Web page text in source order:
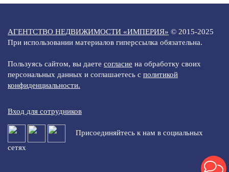
АГЕНТСТВО НЕДВИЖИМОСТИ «ИМПЕРИЯ» © 2015-2025
При использовании материалов гиперссылка обязательна.
Пользуясь сайтом, вы даете согласие на обработку своих
персональных данных и соглашаетесь с политикой
конфиденциальности.
Вход для сотрудников
Присоединяйтесь к нам в социальных
сетях